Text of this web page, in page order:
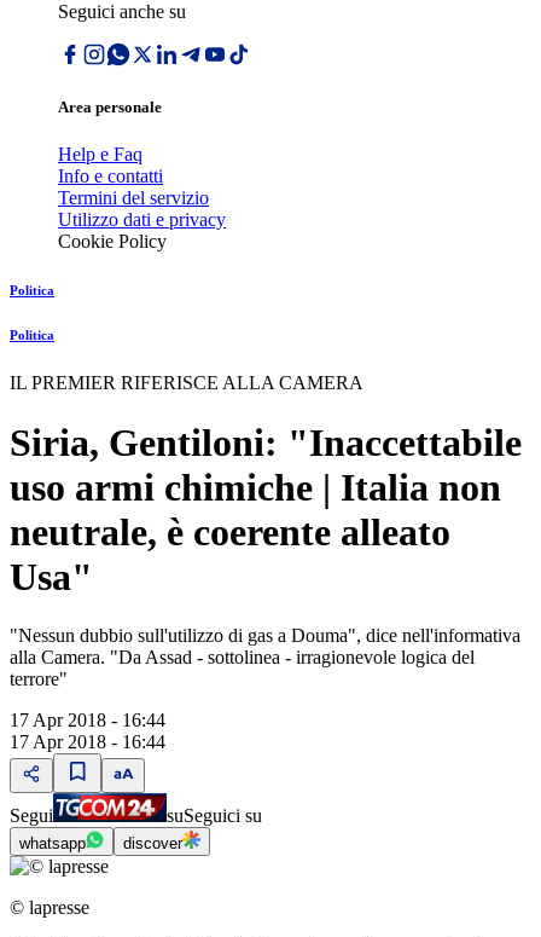
Seguici anche su
Area personale
Help e Faq
Info e contatti
Termini del servizio
Utilizzo dati e privacy
Cookie Policy
Politica
Politica
IL PREMIER RIFERISCE ALLA CAMERA
Siria, Gentiloni: "Inaccettabile
uso armi chimiche | Italia non
neutrale, è coerente alleato
Usa"
"Nessun dubbio sull'utilizzo di gas a Douma", dice nell'informativa
alla Camera. "Da Assad - sottolinea - irragionevole logica del
terrore"
17 Apr 2018 - 16:44
17 Apr 2018 - 16:44
Segui suSeguici su
whatsapp discover
© lapresse